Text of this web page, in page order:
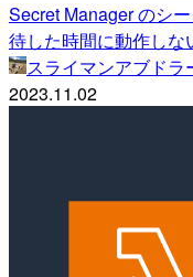
Secret Manager のシ
待した時間に動作しな
スライマンアブドラ
2023.11.02